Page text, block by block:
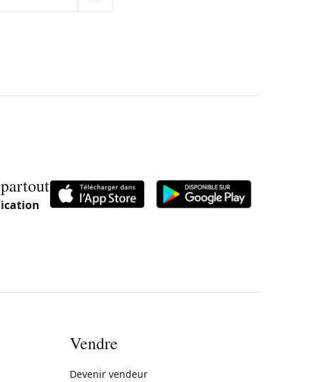
Vendre
Devenir vendeur